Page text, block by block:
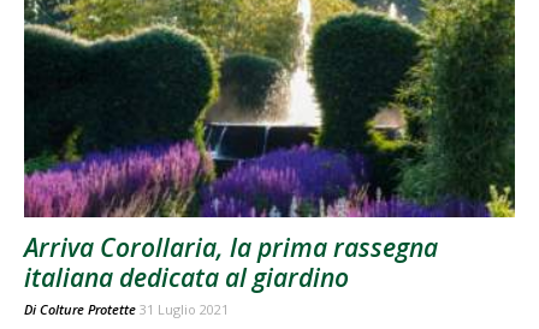
Arriva Corollaria, la prima rassegna
italiana dedicata al giardino
Di Colture Protette 31 Luglio 2021